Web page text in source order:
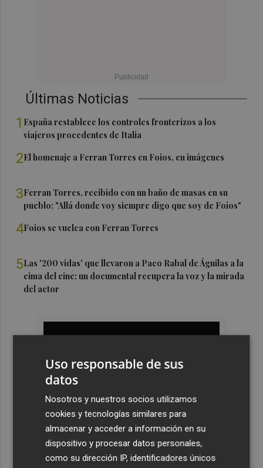
Últimas Noticias
1 España restablece los controles fronterizos a los
viajeros procedentes de Italia
2El homenaje a Ferran Torres en Foios, en imágenes
3Ferran Torres, recibido con un baño de masas en su
pueblo: "Allá donde voy siempre digo que soy de Foios"
4Foios se vuelca con Ferran Torres
5Las '200 vidas' que llevaron a Paco Rabal de Águilas a la
cima del cine: un documental recupera la voz y la mirada
del actor
Uso responsable de sus
datos
Nosotros y nuestros socios utilizamos
cookies y tecnologías similares para
almacenar y acceder a información en su
dispositivo y procesar datos personales,
como su dirección IP, identificadores únicos